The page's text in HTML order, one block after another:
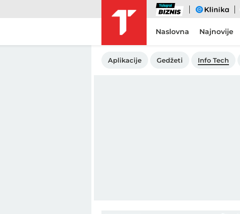
Biznis eKlinika
Naslovna Najnovije
Aplikacije Gedžeti Info Tech